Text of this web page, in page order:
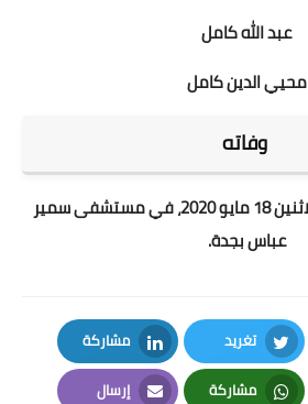
عبد الله كامل
محيي الدين كامل
وفاته
توفي في مساء يوم الاثنين 18 مايو 2020، في مستشفى سمير
عباس بجدة.
تغريد
Twitter
مشاركة
LinkedIn
مشاركة إرسال